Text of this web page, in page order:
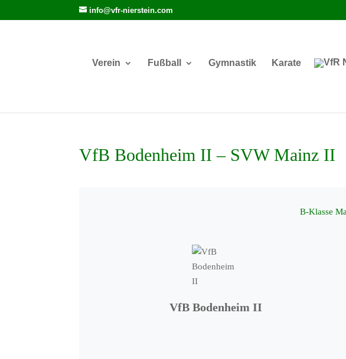
info@vfr-nierstein.com
Verein Fußball Gymnastik Karate
VfB Bodenheim II – SVW Mainz II
B-Klasse
VfB Bodenheim II